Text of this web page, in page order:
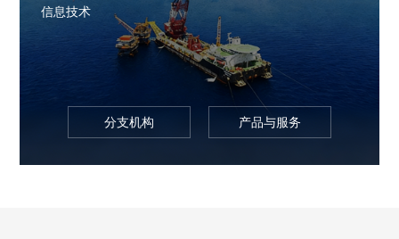
信息技术
分支机构 产品与服务